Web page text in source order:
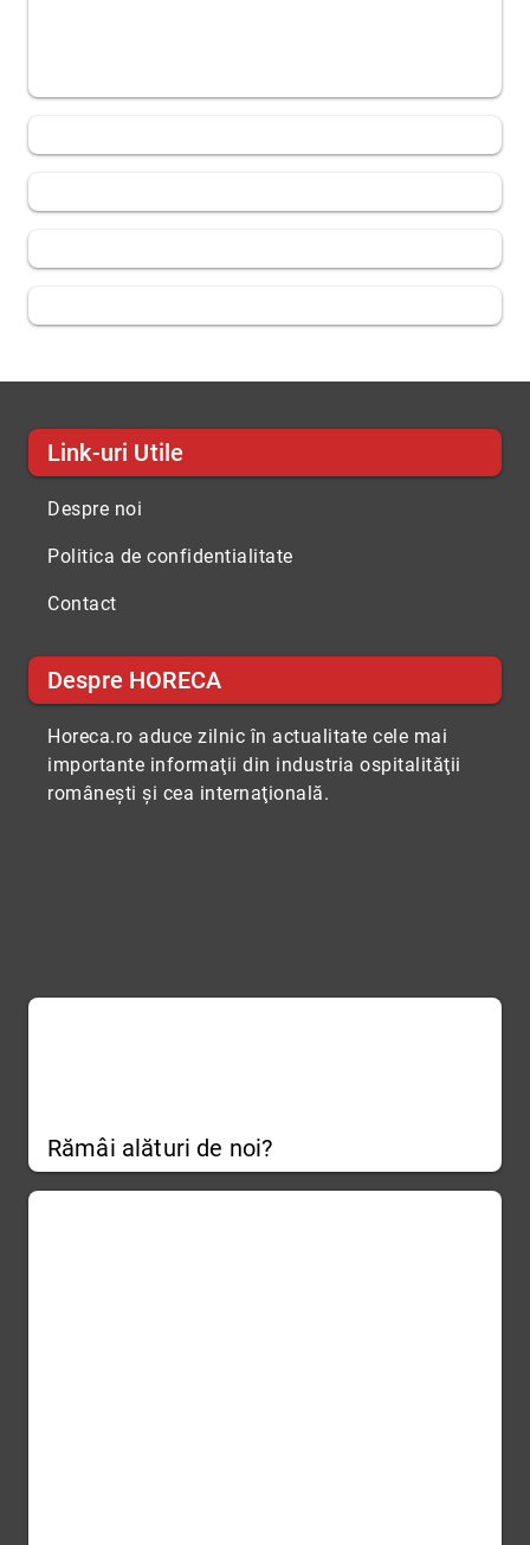
Link-uri Utile
Despre noi
Politica de confidentialitate
Contact
Despre HORECA
Horeca.ro aduce zilnic în actualitate cele mai
importante informaţii din industria ospitalităţii
româneşti şi cea internaţională.
Rămâi alături de noi?